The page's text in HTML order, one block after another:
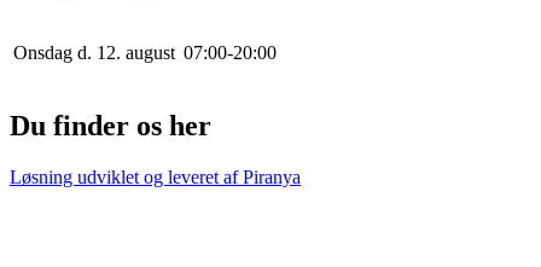
Onsdag d. 12. august 07:00-20:00
Du finder os her
Løsning udviklet og leveret afPiranya